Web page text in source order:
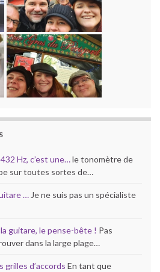
Hz, c’est une…le tonomètre de
sur toutes sortes de…
…Je ne suis pas un spécialiste
guitare, le pense-bête ! Pas
dans la large plage…
grilles d’accords En tant que